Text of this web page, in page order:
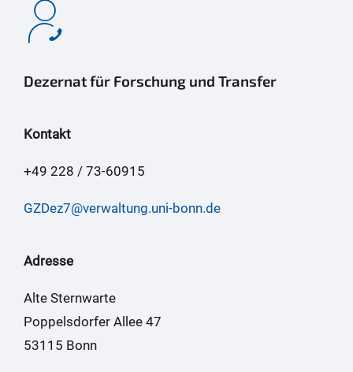
Dezernat für Forschung und Transfer
Kontakt
+49 228 / 73-60915
GZDez7@verwaltung.uni-bonn.de
Adresse
Alte Sternwarte
Poppelsdorfer Allee 47
53115 Bonn